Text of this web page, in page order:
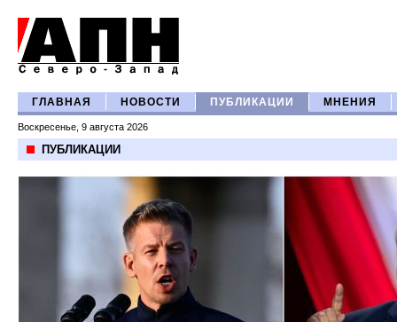
ГЛАВНАЯ НОВОСТИ ПУБЛИКАЦИИ МНЕНИЯ
Воскресенье, 9 августа 2026
ПУБЛИКАЦИИ